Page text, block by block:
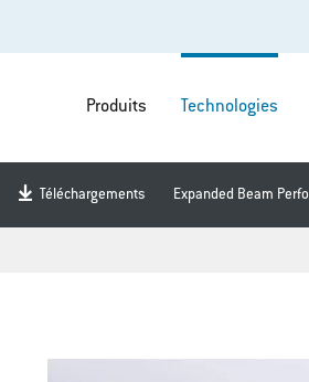
Produits Technologies
Téléchargements Expanded Beam